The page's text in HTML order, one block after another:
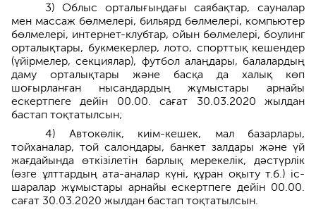
3) Облыс орталығындағы саябақтар, сауналар
мен массаж бөлмелері, бильярд бөлмелері, компьютер
бөлмелері, интернет-клубтар, ойын бөлмелері, боулинг
орталықтары, букмекерлер, лото, спорттық кешендер
(үйірмелер, секциялар), футбол алаңдары, балалардың
даму орталықтары және басқа да халық көп
шоғырланған нысандардың жұмыстары арнайы
ескертпеге дейін 00.00. сағат 30.03.2020 жылдан
бастап тоқтатылсын;
4) Автокөлік, киім-кешек, мал базарлары,
тойханалар, той салондары, банкет залдары және үй
жағдайында өткізілетін барлық мерекелік, дәстүрлік
(өзге ұлттардың ата-аналар күні, құран оқыту т.б.) іс-
шаралар жұмыстары арнайы ескертпеге дейін 00.00.
сағат 30.03.2020 жылдан бастап тоқтатылсын.